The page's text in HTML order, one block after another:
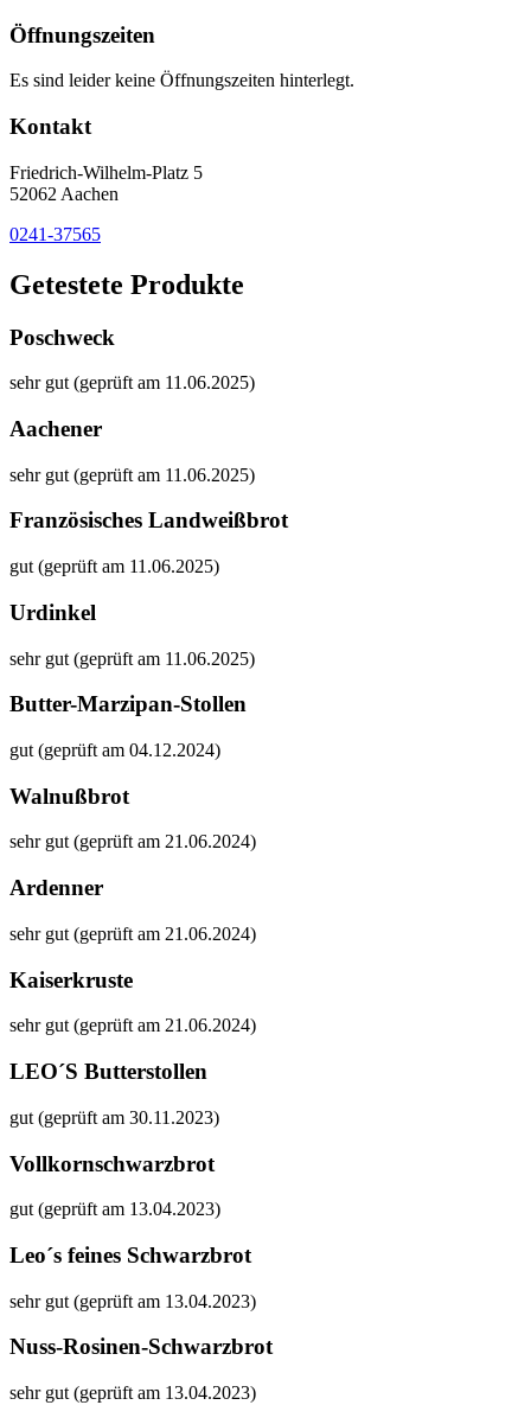
Öffnungszeiten
Es sind leider keine Öffnungszeiten hinterlegt.
Kontakt
Friedrich-Wilhelm-Platz 5
52062 Aachen
0241-37565
Getestete Produkte
Poschweck
sehr gut (geprüft am 11.06.2025)
Aachener
sehr gut (geprüft am 11.06.2025)
Französisches Landweißbrot
gut (geprüft am 11.06.2025)
Urdinkel
sehr gut (geprüft am 11.06.2025)
Butter-Marzipan-Stollen
gut (geprüft am 04.12.2024)
Walnußbrot
sehr gut (geprüft am 21.06.2024)
Ardenner
sehr gut (geprüft am 21.06.2024)
Kaiserkruste
sehr gut (geprüft am 21.06.2024)
LEO´S Butterstollen
gut (geprüft am 30.11.2023)
Vollkornschwarzbrot
gut (geprüft am 13.04.2023)
Leo´s feines Schwarzbrot
sehr gut (geprüft am 13.04.2023)
Nuss-Rosinen-Schwarzbrot
sehr gut (geprüft am 13.04.2023)